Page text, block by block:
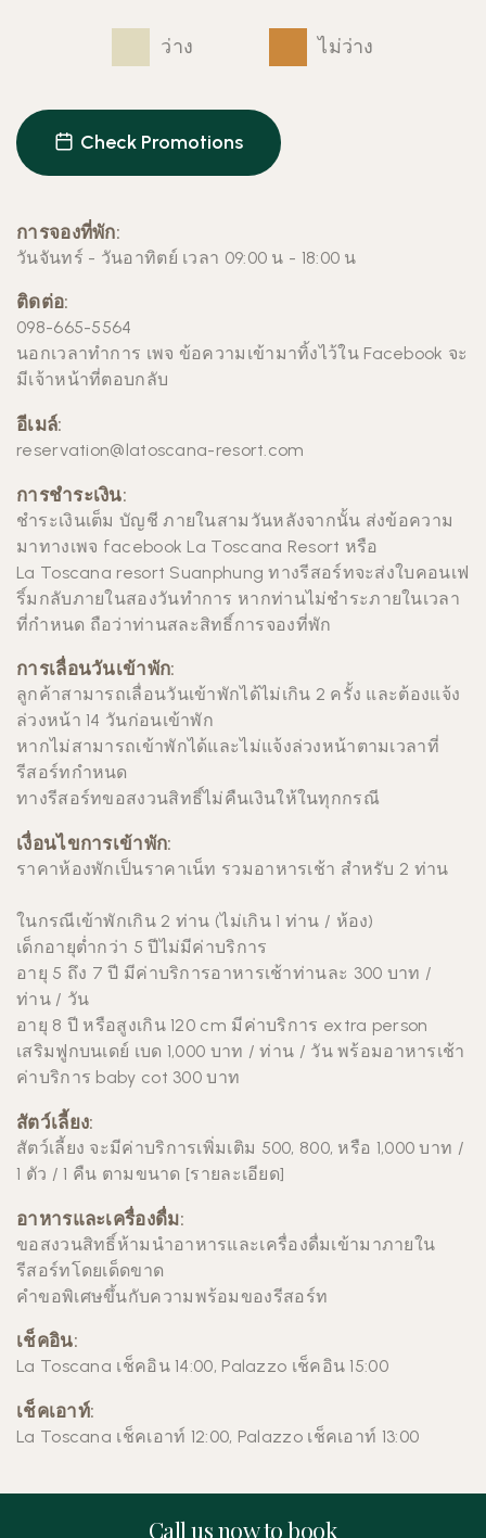
ว่าง ไม่ว่าง
Check Promotions
การจองที่พัก:
วันจันทร์ - วันอาทิตย์ เวลา 09:00 น - 18:00 น
ติดต่อ:
098-665-5564
นอกเวลาทำการ เพจ ข้อความเข้ามาทิ้งไว้ใน Facebook จะ
มีเจ้าหน้าที่ตอบกลับ
อีเมล์:
reservation@latoscana-resort.com
การชำระเงิน:
ชำระเงินเต็ม บัญชี ภายในสามวันหลังจากนั้น ส่งข้อความ
มาทางเพจ facebook La Toscana Resort หรือ
La Toscana resort Suanphung ทางรีสอร์ทจะส่งใบคอนเฟ
ริ์มกลับภายในสองวันทำการ หากท่านไม่ชำระภายในเวลา
ที่กำหนด ถือว่าท่านสละสิทธิ์การจองที่พัก
การเลื่อนวันเข้าพัก:
ลูกค้าสามารถเลื่อนวันเข้าพักได้ไม่เกิน 2 ครั้ง และต้องแจ้ง
ล่วงหน้า 14 วันก่อนเข้าพัก
หากไม่สามารถเข้าพักได้และไม่แจ้งล่วงหน้าตามเวลาที่
รีสอร์ทกำหนด
ทางรีสอร์ทขอสงวนสิทธิ์ไม่คืนเงินให้ในทุกกรณี
เงื่อนไขการเข้าพัก:
ราคาห้องพักเป็นราคาเน็ท รวมอาหารเช้า สำหรับ 2 ท่าน
ในกรณีเข้าพักเกิน 2 ท่าน (ไม่เกิน 1 ท่าน / ห้อง)
เด็กอายุตํ่ากว่า 5 ปีไม่มีค่าบริการ
อายุ 5 ถึง 7 ปี มีค่าบริการอาหารเช้าท่านละ 300 บาท /
ท่าน / วัน
อายุ 8 ปี หรือสูงเกิน 120 cm มีค่าบริการ extra person
เสริมฟูกบนเดย์ เบด 1,000 บาท / ท่าน / วัน พร้อมอาหารเช้า
ค่าบริการ baby cot 300 บาท
สัตว์เลี้ยง:
สัตว์เลี้ยง จะมีค่าบริการเพิ่มเติม 500, 800, หรือ 1,000 บาท /
1 ตัว / 1 คืน ตามขนาด [รายละเอียด]
อาหารและเครื่องดื่ม:
ขอสงวนสิทธิ์ห้ามนำอาหารและเครื่องดื่มเข้ามาภายใน
รีสอร์ทโดยเด็ดขาด
คำขอพิเศษขึ้นกับความพร้อมของรีสอร์ท
เช็คอิน:
La Toscana เช็คอิน 14:00, Palazzo เช็คอิน 15:00
เช็คเอาท์:
La Toscana เช็คเอาท์ 12:00, Palazzo เช็คเอาท์ 13:00
Call us now to book